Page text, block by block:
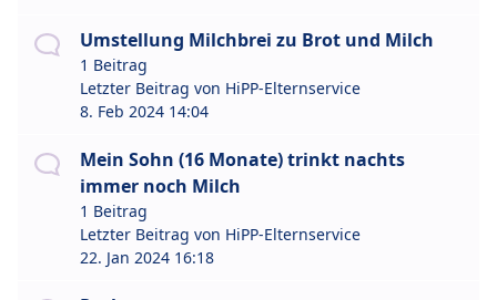
Umstellung Milchbrei zu Brot und Milch
1 Beitrag
Letzter Beitrag von HiPP-Elternservice
8. Feb 2024 14:04
Mein Sohn (16 Monate) trinkt nachts
immer noch Milch
1 Beitrag
Letzter Beitrag von HiPP-Elternservice
22. Jan 2024 16:18